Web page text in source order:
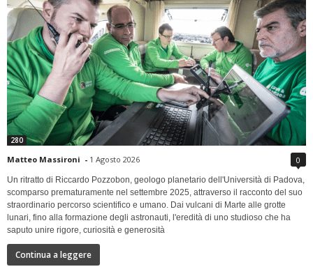
280
Matteo Massironi - 1 Agosto 2026 0
Un ritratto di Riccardo Pozzobon, geologo planetario dell'Università di Padova,
scomparso prematuramente nel settembre 2025, attraverso il racconto del suo
straordinario percorso scientifico e umano. Dai vulcani di Marte alle grotte
lunari, fino alla formazione degli astronauti, l'eredità di uno studioso che ha
saputo unire rigore, curiosità e generosità
Continua a leggere